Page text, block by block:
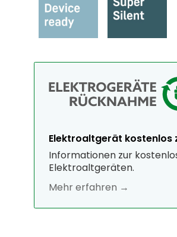
Elektroaltgerät kostenlos
Informationen zur
Elektroaltgeräten.
Mehr erfahren →